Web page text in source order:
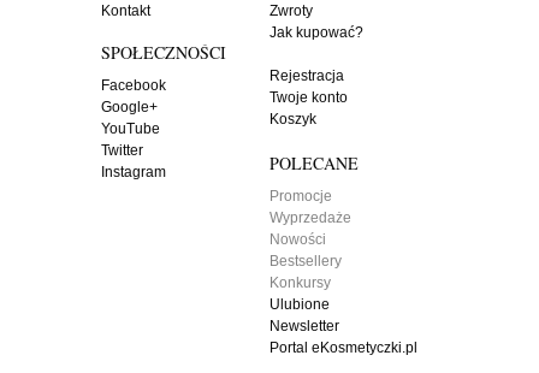
Kontakt
SPOŁECZNOŚCI
Facebook
Google+
YouTube
Twitter
Instagram
Zwroty
Jak kupować?
Rejestracja
Twoje konto
Koszyk
POLECANE
Promocje
Wyprzedaże
Nowości
Bestsellery
Konkursy
Ulubione
Newsletter
Portal eKosmetyczki.pl